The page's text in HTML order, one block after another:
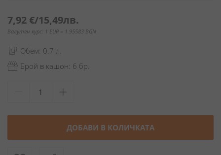
7,92 €/15,49лв.
Валутен курс: 1 EUR = 1.95583 BGN
Обем: 0.7 л.
Брой в кашон: 6 бр.
ДОБАВИ В КОЛИЧКАТА